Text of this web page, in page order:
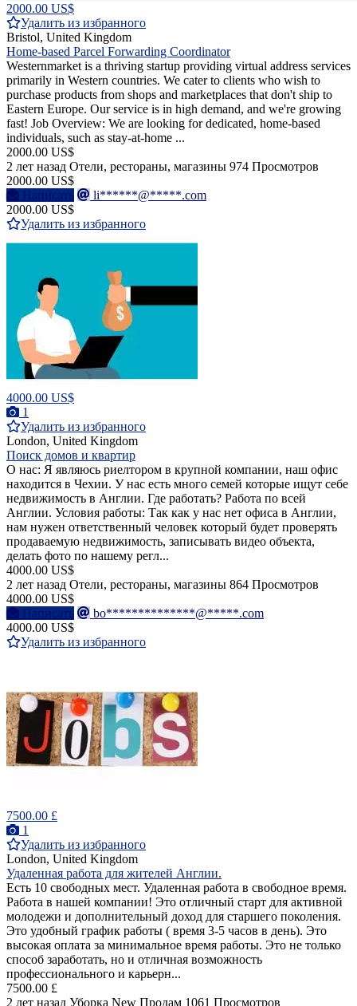
2000.00 US$
Удалить из избранного
Bristol, United Kingdom
Home-based Parcel Forwarding Coordinator
Westernmarket is a thriving startup providing virtual address services
primarily in Western countries. We cater to clients who wish to
purchase products from shops and marketplaces that don't ship to
Eastern Europe. Our service is in high demand, and we're growing
fast! Job Overview: We are looking for dedicated, home-based
individuals, such as stay-at-home ...
2000.00 US$
2 лет назад Отели, рестораны, магазины 974 Просмотров
2000.00 US$
Написать
li******@*****.com
2000.00 US$
Удалить из избранного
4000.00 US$
1
Удалить из избранного
London, United Kingdom
Поиск домов и квартир
О нас: Я являюсь риелтором в крупной компании, наш офис
находится в Чехии. У нас есть много семей которые ищут себе
недвижимость в Англии. Где работать? Работа по всей
Англии. Условия работы: Так как у нас нет офиса в Англии,
нам нужен ответственный человек который будет проверять
продаваемую недвижимость, записывать видео объекта,
делать фото по нашему регл...
4000.00 US$
2 лет назад Отели, рестораны, магазины 864 Просмотров
4000.00 US$
Написать
bo**************@*****.com
4000.00 US$
Удалить из избранного
7500.00 £
1
Удалить из избранного
London, United Kingdom
Удаленная работа для жителей Англии.
Есть 10 свободных мест. Удаленная работа в свободное время.
Работа в нашей компании! Это отличный старт для активной
молодежи и дополнительный доход для старшего поколения.
Это удобный график работы ( время 3-5 часов в день). Это
высокая оплата за минимальное время работы. Это не только
способ заработать, но и отличная возможность
профессионального и карьерн...
7500.00 £
2 лет назад Уборка New Продам 1061 Просмотров